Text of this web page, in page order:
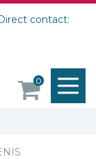
contact:
0